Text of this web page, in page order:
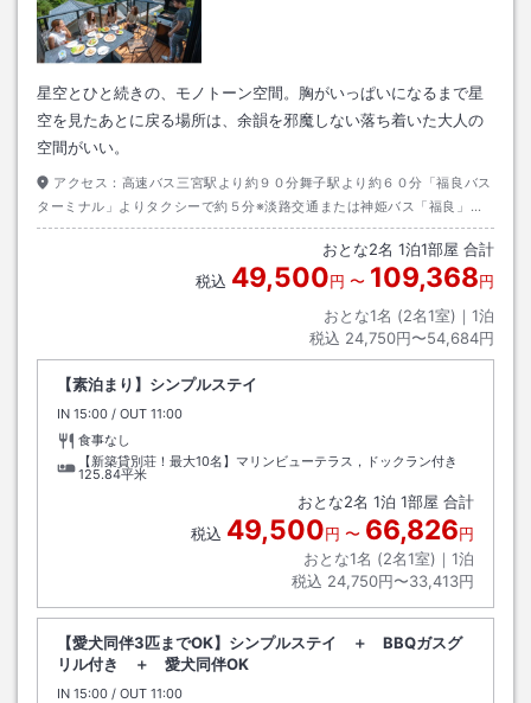
星空とひと続きの、モノトーン空間。胸がいっぱいになるまで星
空を見たあとに戻る場所は、余韻を邪魔しない落ち着いた大人の
空間がいい。
アクセス： 高速バス三宮駅より約９０分舞子駅より約６０分「福良バス
ターミナル」よりタクシーで約５分※淡路交通または神姫バス「福良」行
き乗車
おとな2名 1泊1部屋 合計
税込 49,500円 〜 109,368円
おとな1名 (2名1室)｜ 1泊
税込 24,750円〜54,684円
【素泊まり】シンプルステイ
IN チェックイン
15:00 / OUT チェックアウト
11:00
食事なし
【新築貸別荘！最大10名】マリンビューテラス，ドックラン付き
125.84平米
おとな2名 1泊 1部屋 合計
税込 49,500円 〜 66,826円
おとな1名 (2名1室)｜ 1泊
税込 24,750円〜33,413円
【愛犬同伴3匹までOK】シンプルステイ ＋ BBQガスグ
リル付き ＋ 愛犬同伴OK
IN チェックイン
15:00 / OUT チェックアウト
11:00